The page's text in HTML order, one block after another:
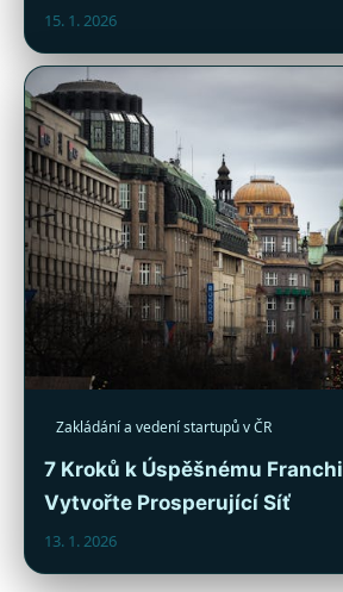
15. 1. 2026
Zakládání a vedení startupů v ČR
7 Kroků k Úspěšnému
Vytvořte Prosperující Síť
13. 1. 2026